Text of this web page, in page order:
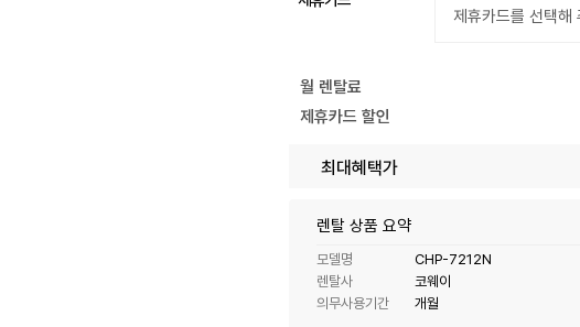
월 렌탈료
제휴카드 할인
최대혜택가
렌탈 상품 요약
모델명
CHP-7212N
렌탈사
코웨이
의무사용기간
개월